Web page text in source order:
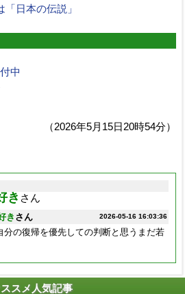
「日本の伝説」
中
（2026年5月15日20時54分）
き さん
2026-05-16 16:03:36
き さん
分の復帰を優先しての判断と思うまだ若
スメ人気記事